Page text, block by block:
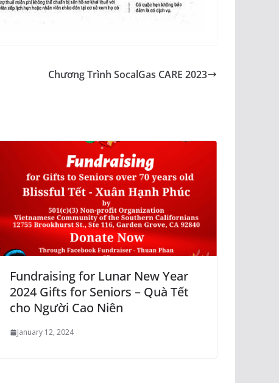
Chương Trình SocalGas CARE 2023
Fundraising for Lunar New Year
2024 Gifts for Seniors – Quà Tết
cho Người Cao Niên
January 12, 2024